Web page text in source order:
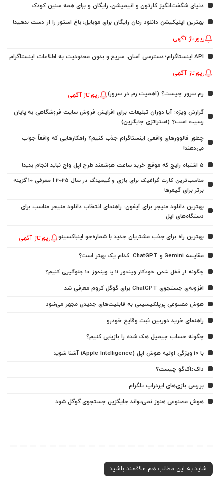
دنیای شگفت‌انگیز کارتون و انیمیشن، رایگان و برای همه سنین کودک
بهترین اپلیکیشن دانلود رمان رایگان برای موبایل؛ باغ استور را از دست ندهید!
رپورتاژ آگهی
API اینستاگرام؛ دسترسی آسان، سریع و بدون محدودیت به اطلاعات اینستاگرام
رپورتاژ آگهی
رم سرور چیست؟ (اهمیت رم در سرور) رپورتاژ آگهی
گزارش ویژه: آیا دوران تبلیغات برای افزایش فروش سایت فروشگاهی به پایان
رسیده است؟ (استراتژی جایگزین)
چطور فالوورهای واقعی اینستاگرام جذب کنیم؟ راهکارهایی که واقعاً جواب
می‌دهند!
5 اشتباه رایج که موقع خرید ساعت هوشمند طرح اپل واچ نباید انجام بدید!
مناسب‌ترین کارت گرافیک برای بازی و گیمینگ در سال ۲۰۲۵ | معرفی ۱۰ گزینه
برتر برای گیمرها
بهترین دانلود منیجر برای آیفون: راهنمای انتخاب دانلود منیجر مناسب برای
دستگاه‌های اپل
بهترین راه برای جذب مشتریان جدید با شماره‌جو اینباکسینو رپورتاژ آگهی
مقایسه Gemini و ChatGPT: کدام یک بهتر است؟
چگونه از قفل شدن خودکار ویندوز 11 یا ویندوز 10 جلوگیری کنیم؟
افزونه‌ی جستجوی ChatGPT برای گوگل کروم معرفی شد
هوش مصنوعی پرپلکیسیتی به قابلیت‌های جدیدی مجهز می‌شود
راهنمای خرید دوربین ثبت وقایع خودرو
چگونه حساب جیمیل هک شده را بازیابی کنیم؟
با ۱۰ ویژگی اولیه هوش اپل (Apple Intelligence) آشنا شوید
داک‌داک‌گو چیست؟
بررسی بازی‌های ایردراپ تلگرام
هوش مصنوعی هنوز نمی‌تواند جایگزین جستجوی گوگل شود
شاید به این مطالب هم علاقمند باشید